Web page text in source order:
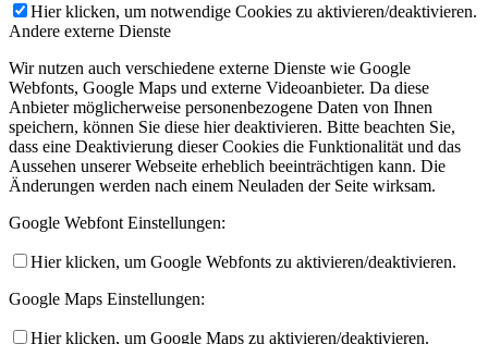
Hier klicken, um notwendige Cookies zu aktivieren/deaktivieren.
Andere externe Dienste
Wir nutzen auch verschiedene externe Dienste wie Google
Webfonts, Google Maps und externe Videoanbieter. Da diese
Anbieter möglicherweise personenbezogene Daten von Ihnen
speichern, können Sie diese hier deaktivieren. Bitte beachten Sie,
dass eine Deaktivierung dieser Cookies die Funktionalität und das
Aussehen unserer Webseite erheblich beeinträchtigen kann. Die
Änderungen werden nach einem Neuladen der Seite wirksam.
Google Webfont Einstellungen:
Hier klicken, um Google Webfonts zu aktivieren/deaktivieren.
Google Maps Einstellungen:
Hier klicken, um Google Maps zu aktivieren/deaktivieren.